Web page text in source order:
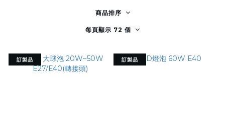
商品排序
每頁顯示 72 個
訂製品 訂製品